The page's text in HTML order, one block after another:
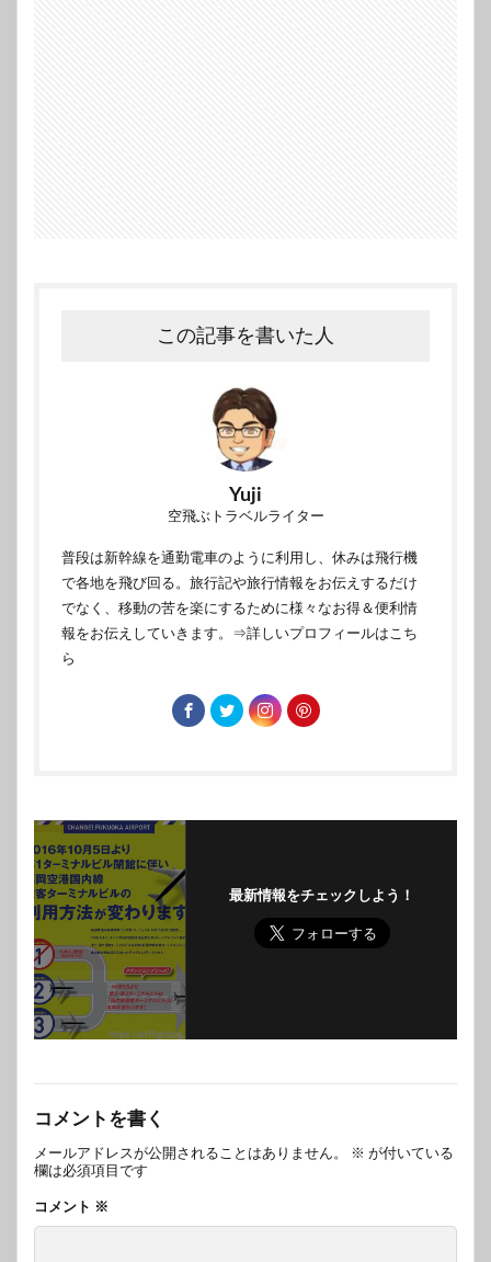
この記事を書いた人
Yuji
空飛ぶトラベルライター
普段は新幹線を通勤電車のように利用し、休みは飛行機
で各地を飛び回る。旅行記や旅行情報をお伝えするだけ
でなく、移動の苦を楽にするために様々なお得＆便利情
報をお伝えしていきます。 ⇒詳しいプロフィールはこち
ら
最新情報をチェックしよう！
コメントを書く
メールアドレスが公開されることはありません。 ※ が付いている
欄は必須項目です
コメント ※